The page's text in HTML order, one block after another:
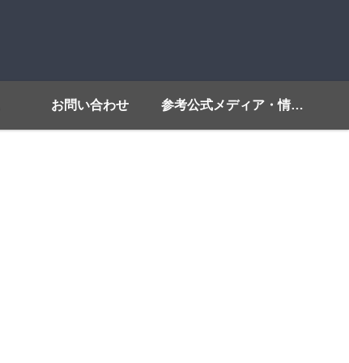
お問い合わせ 参考公式メディア・情報源リンク